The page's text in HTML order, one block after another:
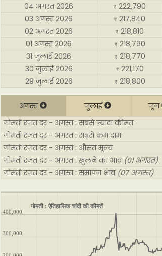
04 अगस्त 2026
₹ 222,790
03 अगस्त 2026
₹ 217,840
02 अगस्त 2026
₹ 218,810
01 अगस्त 2026
₹ 218,790
31 जुलाई 2026
₹ 218,770
30 जुलाई 2026
₹ 221,170
29 जुलाई 2026
₹ 218,800
अगस्त जुलाई जून
गोमती रजत दर - अगस्त : सबसे ज़्यादा कीमत
गोमती रजत दर - अगस्त : सबसे कम दाम
गोमती रजत दर - अगस्त : औसत मूल्य
गोमती रजत दर - अगस्त : खुलने का भाव (01 अगस्त)
गोमती रजत दर - अगस्त : समापन भाव (07 अगस्त)
गोमती : ऐतिहासिक चांदी की कीमतें
300,000
400,000